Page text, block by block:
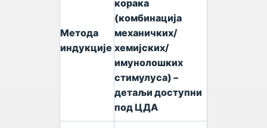
Метода
индукције
корака
(комбинација
механичких/
хемијских/
имунолошких
стимулуса) –
детаљи доступни
под ЦДА